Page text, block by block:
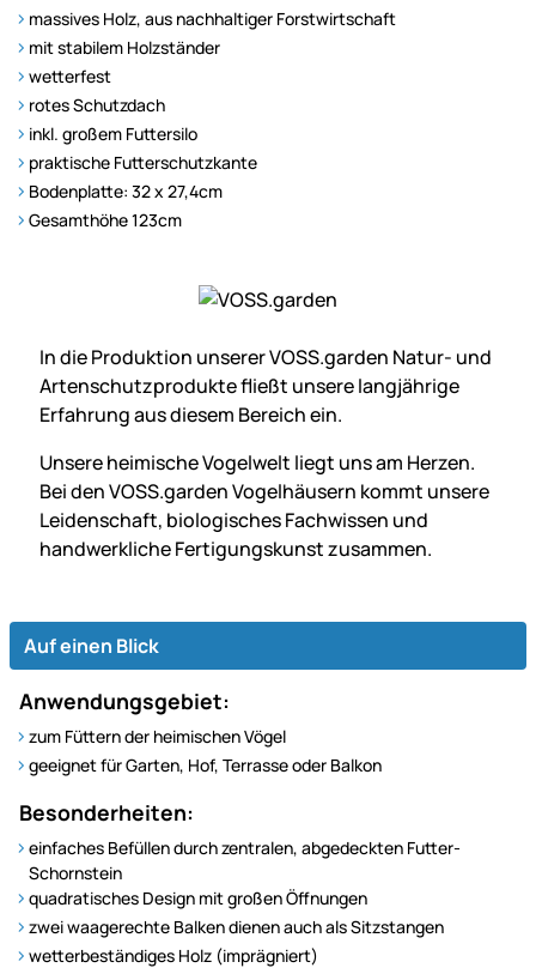
massives Holz, aus nach­haltiger Forst­wirt­schaft
mit stabilem Holzständer
wetterfest
rotes Schutzdach
inkl. großem Futtersilo
praktische Futter­schutzkante
Bodenplatte: 32 x 27,4cm
Gesamthöhe 123cm
In die Produktion unserer VOSS.garden Natur- und
Artenschutz­produkte fließt unsere langjährige
Erfahrung aus diesem Bereich ein.
Unsere heimische Vogelwelt liegt uns am Herzen.
Bei den VOSS.garden Vogelhäusern kommt unsere
Leidenschaft, biologisches Fachwissen und
handwerkliche Fertigungs­kunst zusammen.
Auf einen Blick
Anwendungsgebiet:
zum Füttern der heimischen Vögel
geeignet für Garten, Hof, Terrasse oder Balkon
Besonderheiten:
einfaches Befüllen durch zentralen, abgedeckten Futter-
Schornstein
quadratisches Design mit großen Öffnungen
zwei waagerechte Balken dienen auch als Sitzstangen
wetterbeständiges Holz (imprägniert)